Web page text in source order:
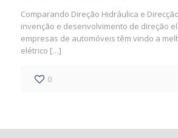
Comparando Direção Hidráulica e
invenção e desenvolvimento de direção
empresas de automóveis têm vindo a
elétrico […]
0